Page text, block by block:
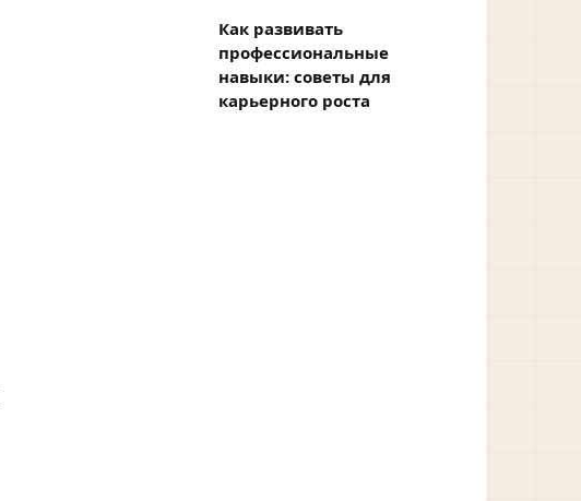
Как развивать
профессиональные
навыки: советы для
карьерного роста